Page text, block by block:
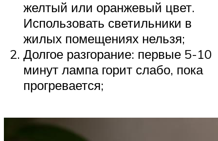
желтый или оранжевый цвет.
Использовать светильники в
жилых помещениях нельзя;
Долгое разгорание: первые 5-10
минут лампа горит слабо, пока
прогревается;